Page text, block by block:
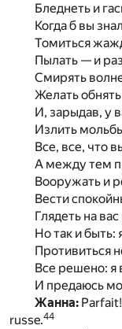
Бледнеть и
Когда б вы
Томиться
Пылать — и
Смирять
Желать
И, зарыдав, у
Излить
Все, все, что
А между тем
Вооружать и
Вести
Глядеть на
Но так и быть:
Противиться
Все решено: я
И предаюсь
Жанна:
russe.44